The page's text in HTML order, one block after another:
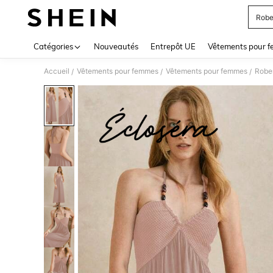
Catégories Nouveautés Entrepôt UE Vêtements pour
Accueil / Vêtements pour femmes / Vêtements pour femmes /